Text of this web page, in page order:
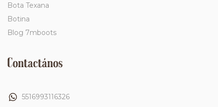
Bota Texana
Botina
Blog 7mboots
Contactános
5516993116326